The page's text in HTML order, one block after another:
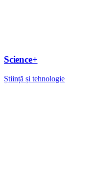
Science+
Știință și tehnologie